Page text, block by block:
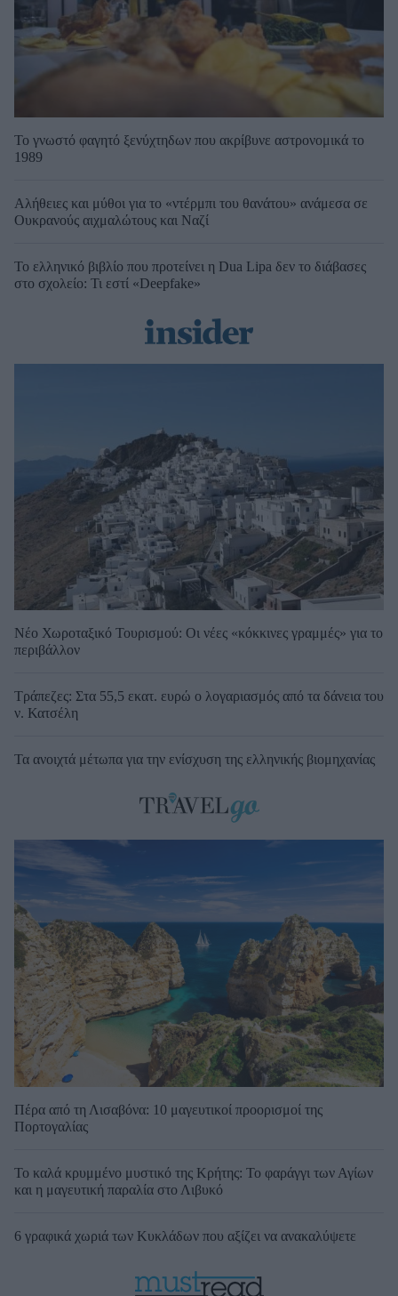
Το γνωστό φαγητό ξενύχτηδων που ακρίβυνε αστρονομικά το
1989
Αλήθειες και μύθοι για το «ντέρμπι του θανάτου» ανάμεσα σε
Ουκρανούς αιχμαλώτους και Ναζί
Το ελληνικό βιβλίο που προτείνει η Dua Lipa δεν το διάβασες
στο σχολείο: Τι εστί «Deepfake»
Νέο Χωροταξικό Τουρισμού: Οι νέες «κόκκινες γραμμές» για το
περιβάλλον
Τράπεζες: Στα 55,5 εκατ. ευρώ ο λογαριασμός από τα δάνεια του
ν. Κατσέλη
Τα ανοιχτά μέτωπα για την ενίσχυση της ελληνικής βιομηχανίας
Πέρα από τη Λισαβόνα: 10 μαγευτικοί προορισμοί της
Πορτογαλίας
Το καλά κρυμμένο μυστικό της Κρήτης: Το φαράγγι των Αγίων
και η μαγευτική παραλία στο Λιβυκό
6 γραφικά χωριά των Κυκλάδων που αξίζει να ανακαλύψετε